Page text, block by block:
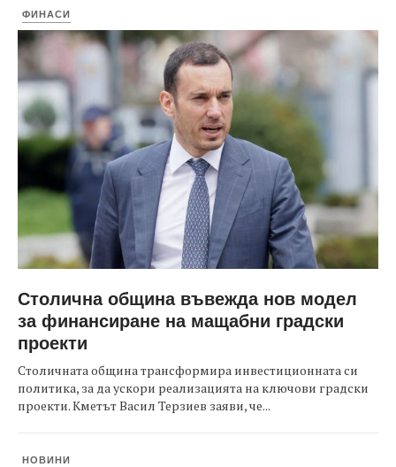
ФИНАСИ
Столична община въвежда нов модел
за финансиране на мащабни градски
проекти
Столичната община трансформира инвестиционната си
политика, за да ускори реализацията на ключови градски
проекти. Кметът Васил Терзиев заяви, че...
НОВИНИ